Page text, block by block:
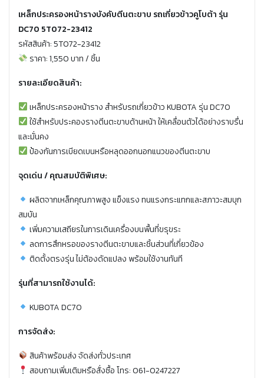
เหล็กประครองหน้ารางบังคับตีนตะขาบ รถเกี่ยวข้าวคูโบต้า รุ่น
DC70 5T072-23412
รหัสสินค้า: 5T072-23412
ราคา: 1,550 บาท / ชิ้น
รายละเอียดสินค้า:
เหล็กประครองหน้าราง สำหรับรถเกี่ยวข้าว KUBOTA รุ่น DC70
ใช้สำหรับประคองรางตีนตะขาบด้านหน้า ให้เคลื่อนตัวได้อย่างราบรื่น
และมั่นคง
ป้องกันการเบียดเบนหรือหลุดออกนอกแนวของตีนตะขาบ
จุดเด่น / คุณสมบัติพิเศษ:
ผลิตจากเหล็กคุณภาพสูง แข็งแรง ทนแรงกระแทกและสภาวะสมบุก
สมบัน
เพิ่มความเสถียรในการเดินเครื่องบนพื้นที่ขรุขระ
ลดการสึกหรอของรางตีนตะขาบและชิ้นส่วนที่เกี่ยวข้อง
ติดตั้งตรงรุ่น ไม่ต้องดัดแปลง พร้อมใช้งานทันที
รุ่นที่สามารถใช้งานได้:
KUBOTA DC70
การจัดส่ง:
สินค้าพร้อมส่ง จัดส่งทั่วประเทศ
สอบถามเพิ่มเติมหรือสั่งซื้อ โทร: 061-0247227